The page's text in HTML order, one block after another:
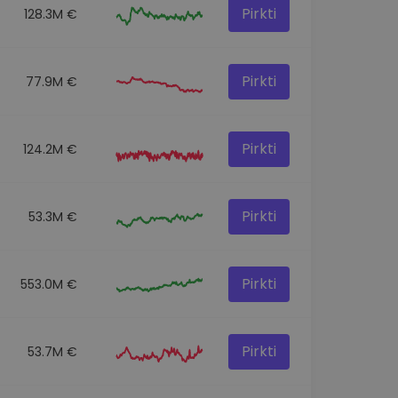
128.3M € Pirkti
77.9M € Pirkti
124.2M € Pirkti
53.3M € Pirkti
553.0M € Pirkti
53.7M € Pirkti